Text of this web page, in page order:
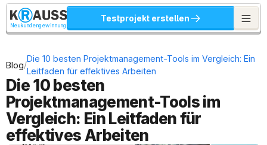
Neukundengewinnung
Testprojekt erstellen
Blog/
Die 10 besten Projektmanagement-Tools im Vergleich: Ein
Leitfaden für effektives Arbeiten
Die 10 besten
Projektmanagement-Tools im
Vergleich: Ein Leitfaden für
effektives Arbeiten